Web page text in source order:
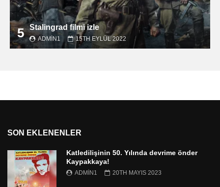
5 Stalingrad filmi izle
ADMIN1 15TH EYLÜL 2022
SON EKLENENLER
Katledilişinin 50. Yılında devrime önder
Kaypakkaya!
ADMIN1 20TH MAYIS 2023